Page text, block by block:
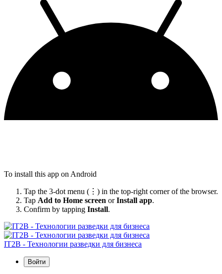
To install this app on Android
Tap the 3-dot menu (⋮) in the top-right corner of the browser.
Tap Add to Home screen orInstall app.
Confirm by tapping Install.
IT2B - Технологии разведки для бизнеса
Войти